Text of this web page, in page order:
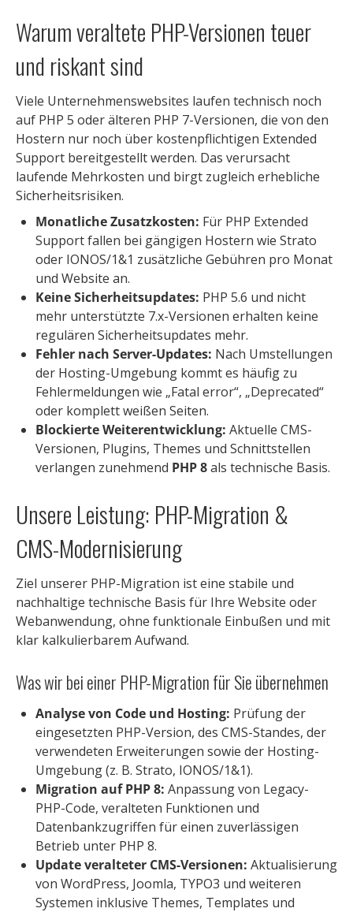
Warum veraltete PHP-Versionen teuer
und riskant sind
Viele Unternehmenswebsites laufen technisch noch
auf PHP 5 oder älteren PHP 7-Versionen, die von den
Hostern nur noch über kostenpflichtigen Extended
Support bereitgestellt werden. Das verursacht
laufende Mehrkosten und birgt zugleich erhebliche
Sicherheitsrisiken.
Monatliche Zusatzkosten: Für PHP Extended
Support fallen bei gängigen Hostern wie Strato
oder IONOS/1&1 zusätzliche Gebühren pro Monat
und Website an.
Keine Sicherheitsupdates: PHP 5.6 und nicht
mehr unterstützte 7.x-Versionen erhalten keine
regulären Sicherheitsupdates mehr.
Fehler nach Server-Updates: Nach Umstellungen
der Hosting-Umgebung kommt es häufig zu
Fehlermeldungen wie „Fatal error“, „Deprecated“
oder komplett weißen Seiten.
Blockierte Weiterentwicklung: Aktuelle CMS-
Versionen, Plugins, Themes und Schnittstellen
verlangen zunehmend PHP 8als technische Basis.
Unsere Leistung: PHP-Migration &
CMS-Modernisierung
Ziel unserer PHP-Migration ist eine stabile und
nachhaltige technische Basis für Ihre Website oder
Webanwendung, ohne funktionale Einbußen und mit
klar kalkulierbarem Aufwand.
Was wir bei einer PHP-Migration für Sie übernehmen
Analyse von Code und Hosting: Prüfung der
eingesetzten PHP-Version, des CMS-Standes, der
verwendeten Erweiterungen sowie der Hosting-
Umgebung (z. B. Strato, IONOS/1&1).
Migration auf PHP 8: Anpassung von Legacy-
PHP-Code, veralteten Funktionen und
Datenbankzugriffen für einen zuverlässigen
Betrieb unter PHP 8.
Update veralteter CMS-Versionen: Aktualisierung
von WordPress, Joomla, TYPO3 und weiteren
Systemen inklusive Themes, Templates und